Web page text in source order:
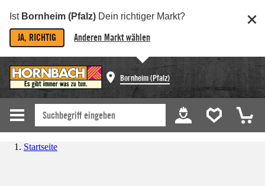
Ist Bornheim (Pfalz) Dein richtiger Markt?
JA, RICHTIG Anderen Markt wählen
Bornheim (Pfalz)
Startseite